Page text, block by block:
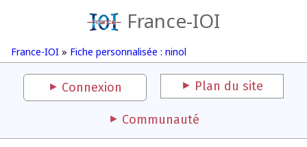
France-IOI
France-IOI » Fiche personnalisée : ninol
Connexion Plan du site
Communauté